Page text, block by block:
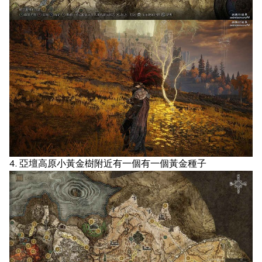
4. 亞壇高原小黃金樹附近有一個有一個黃金種子